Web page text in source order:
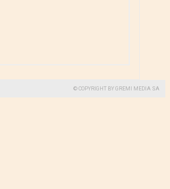
© COPYRIGHT BY GREMI MEDIA SA